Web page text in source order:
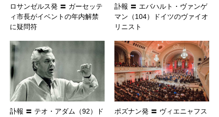
ロサンゼルス発 〓 ガーセッテ
ィ市長がイベントの年内解禁
に疑問符
訃報 〓 エバハルト・ヴァンゲ
マン（104）ドイツのヴァイオ
リニスト
訃報 〓 テオ・アダム（92）ド
ポズナン発 〓 ヴィエニャフス